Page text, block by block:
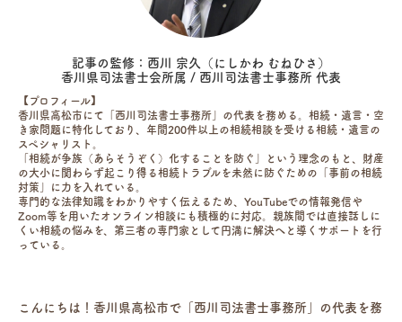
記事の監修：西川 宗久（にしかわ むねひさ）
香川県司法書士会所属 / 西川司法書士事務所 代表
【プロフィール】
香川県高松市にて「西川司法書士事務所」の代表を務める。相続・遺言・空
き家問題に特化しており、年間200件以上の相続相談を受ける相続・遺言の
スペシャリスト。
「相続が争族（あらそうぞく）化することを防ぐ」という理念のもと、財産
の大小に関わらず起こり得る相続トラブルを未然に防ぐための「事前の相続
対策」に力を入れている。
専門的な法律知識をわかりやすく伝えるため、YouTubeでの情報発信や
Zoom等を用いたオンライン相談にも積極的に対応。親族間では直接話しに
くい相続の悩みを、第三者の専門家として円満に解決へと導くサポートを行
っている。
こんにちは！香川県高松市で「西川司法書士事務所」の代表を務